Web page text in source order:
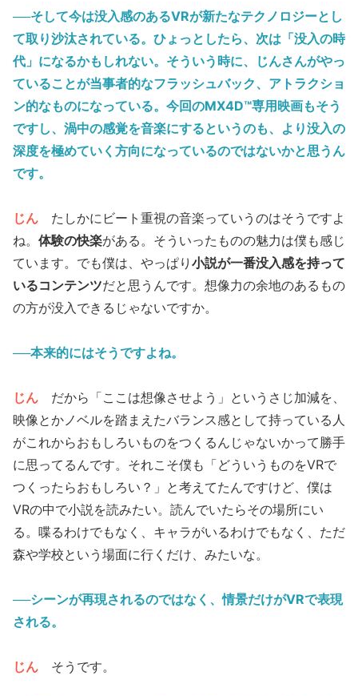
──そして今は没入感のあるVRが新たなテクノロジーとし
て取り沙汰されている。ひょっとしたら、次は「没入の時
代 」になるかもしれない。そういう時に、じんさんがやっ
ていることが当事者的なフラッシュバック、アトラクショ
ン的なものになっている。今回のMX4D™専用映画もそう
ですし、渦中の感覚を音楽にするというのも、より没入の
深度を極めていく方向になっているのではないかと思うん
です。
じん たしかにビート重視の音楽っていうのはそうですよ
ね。 体験の快楽がある。そういったものの魅力は僕も感じ
ています。でも僕は、やっぱり 小説が一番没入感を持って
いるコンテンツだと思うんです。想像力の余地のあるもの
の方が没入できるじゃないですか。
──本来的にはそうですよね。
じん だから「ここは想像させよう」というさじ加減を、
映像とかノベルを踏まえたバランス感として持っている人
がこれからおもしろいものをつくるんじゃないかって勝手
に思ってるんです。それこそ僕も「どういうものをVRで
つくったらおもしろい？」と考えてたんですけど、僕は
VRの中で小説を読みたい。読んでいたらその場所にい
る。喋るわけでもなく、キャラがいるわけでもなく、ただ
森や学校という場面に行くだけ、みたいな。
──シーンが再現されるのではなく、情景だけがVRで表現
される。
じん そうです。